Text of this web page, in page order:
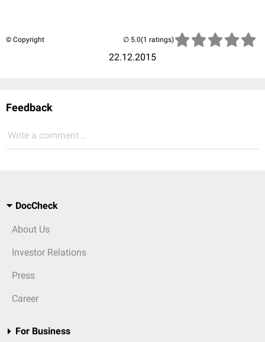
© Copyright
22.12.2015
(1 ratings)
Feedback
Write a comment...
DocCheck
About Us
Investor Relations
Press
Career
For Business